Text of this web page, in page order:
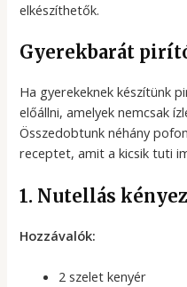
elkészíthetők.
Gyerekbarát
Ha gyerekeknek készítünk
előállni, amelyek nemcsak
Összedobtunk néhány
receptet, amit a kicsik tuti
1. Nutellás
Hozzávalók:
2 szelet kenyér